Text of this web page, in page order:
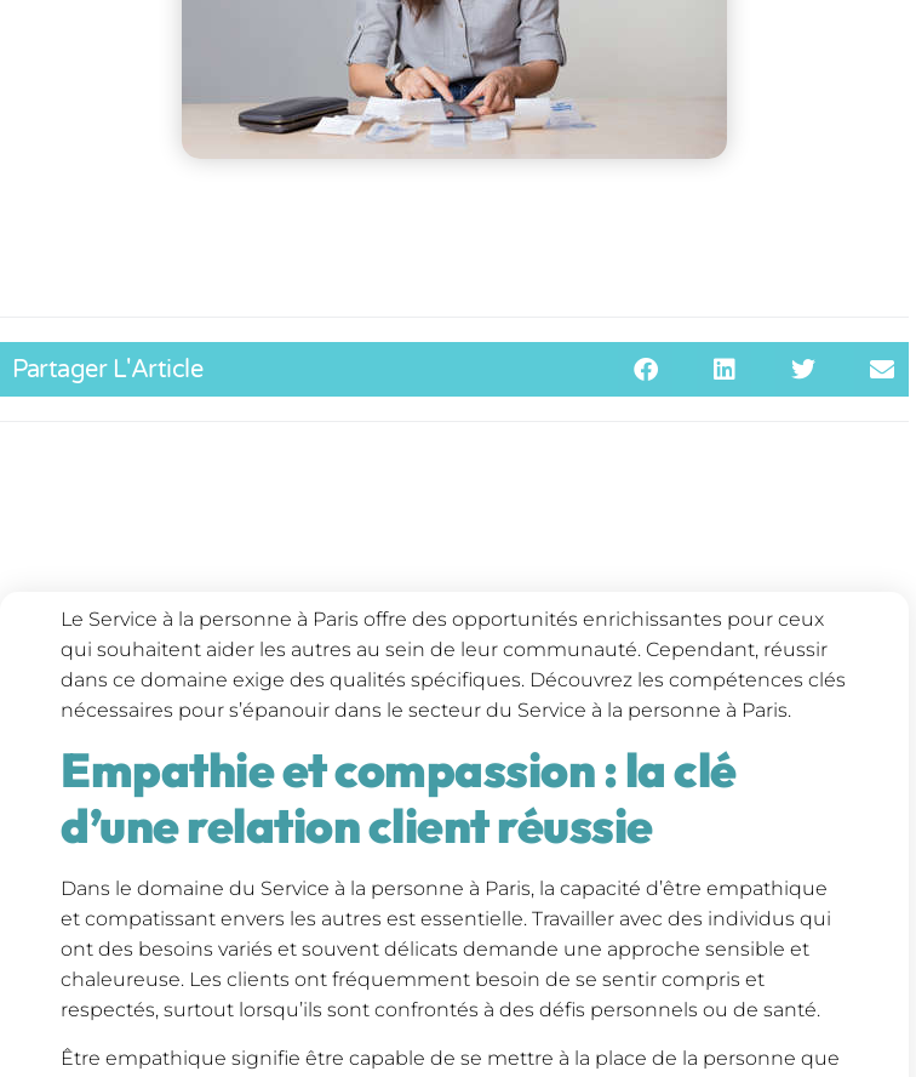
Partager L'Article
Le Service à la personne à Paris offre des opportunités enrichissantes pour ceux
qui souhaitent aider les autres au sein de leur communauté. Cependant, réussir
dans ce domaine exige des qualités spécifiques. Découvrez les compétences clés
nécessaires pour s’épanouir dans le secteur du Service à la personne à Paris.
Empathie et compassion : la clé
d’une relation client réussie
Dans le domaine du Service à la personne à Paris, la capacité d’être empathique
et compatissant envers les autres est essentielle. Travailler avec des individus qui
ont des besoins variés et souvent délicats demande une approche sensible et
chaleureuse. Les clients ont fréquemment besoin de se sentir compris et
respectés, surtout lorsqu’ils sont confrontés à des défis personnels ou de santé.
Être empathique signifie être capable de se mettre à la place de la personne que